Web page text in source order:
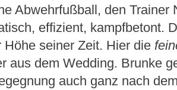
Abwehrfußball, den Trainer
effizient, kampfbetont.
Höhe seiner Zeit. Hier die
aus dem Wedding. Brunke
auch ganz nach